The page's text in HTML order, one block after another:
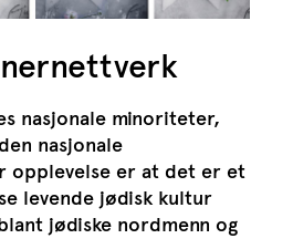
nasjonale minoriteter,
nasjonale
opplevelse er at det er et
levende jødisk kultur
jødiske nordmenn og